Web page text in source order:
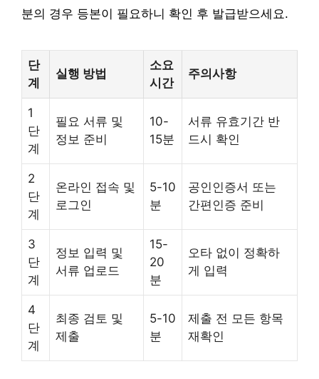
분의 경우 등본이 필요하니 확인 후 발급받으세요.
단
계
실행 방법
소요
시간
주의사항
1
단
계
필요 서류 및
정보 준비
10-
15분
서류 유효기간 반
드시 확인
2
단
계
온라인 접속 및
로그인
5-10
분
공인인증서 또는
간편인증 준비
3
단
계
정보 입력 및
서류 업로드
15-
20
분
오타 없이 정확하
게 입력
4
단
계
최종 검토 및
제출
5-10
분
제출 전 모든 항목
재확인